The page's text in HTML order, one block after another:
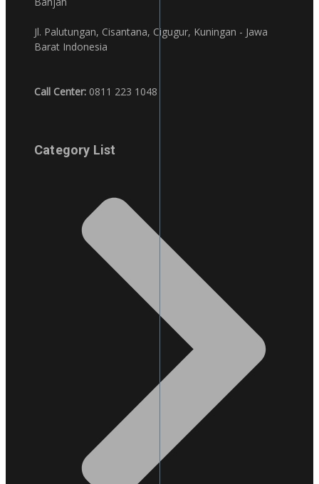
Jl. Palutungan, Cisantana, Cigugur, Kuningan - Jawa
Barat Indonesia
Call Center: 0811 223 1048
Category List